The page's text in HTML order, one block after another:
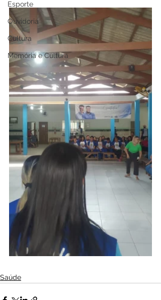
Esporte
Ouvidoria
Cultura
Memória e Cultura
Saúde